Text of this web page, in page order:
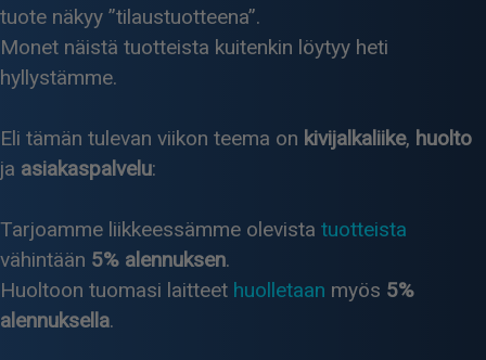
tuote näkyy ”tilaustuotteena”.
Monet näistä tuotteista kuitenkin löytyy heti
hyllystämme.
Eli tämän tulevan viikon teema on kivijalkaliike, huolto
ja asiakaspalvelu:
Tarjoamme liikkeessämme olevista tuotteista
vähintään 5% alennuksen.
Huoltoon tuomasi laitteet huolletaan myös 5%
alennuksella.